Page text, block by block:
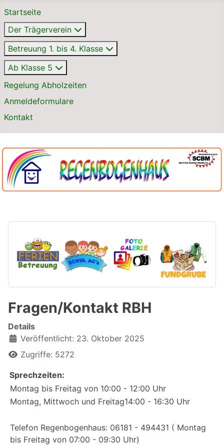
Startseite
Der Trägerverein
Betreuung 1. bis 4. Klasse
Ab Klasse 5
Regelung Abholzeiten
Anmeldeformulare
Kontakt
Fragen/Kontakt RBH
Details
Veröffentlicht: 23. Oktober 2025
Zugriffe: 5272
Sprechzeiten:
Montag bis Freitag von 10:00 - 12:00 Uhr
Montag, Mittwoch und Freitag14:00 - 16:30 Uhr
Telefon Regenbogenhaus: 06181 - 494431 ( Montag
bis Freitag von 07:00 - 09:30 Uhr)